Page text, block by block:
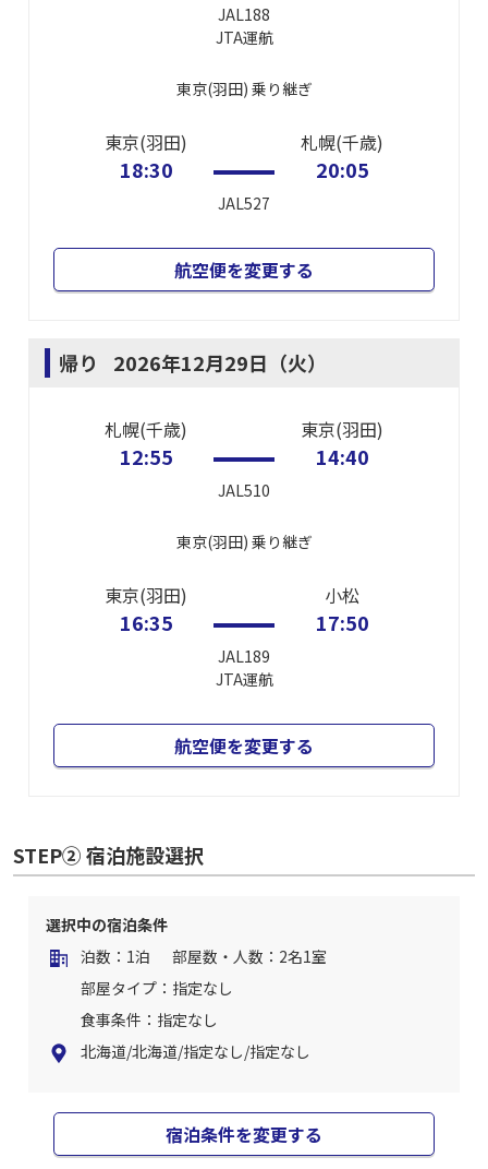
JAL188
JTA運航
東京(羽田) 乗り継ぎ
東京(羽田)
18:30
JAL527
札幌(千歳)
20:05
航空便を変更する
帰り 2026年12月29日（火）
札幌(千歳)
12:55
JAL510
東京(羽田)
14:40
東京(羽田) 乗り継ぎ
東京(羽田)
16:35
JAL189
JTA運航
小松
17:50
航空便を変更する
STEP② 宿泊施設選択
選択中の宿泊条件
泊数：1泊
部屋数・人数：2名1室
部屋タイプ：指定なし
食事条件：指定なし
北海道/北海道/指定なし/指定なし
宿泊条件を変更する